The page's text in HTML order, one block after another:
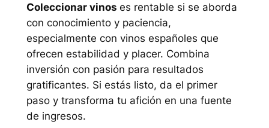
Coleccionar vinos es rentable si se aborda
con conocimiento y paciencia,
especialmente con vinos españoles que
ofrecen estabilidad y placer. Combina
inversión con pasión para resultados
gratificantes. Si estás listo, da el primer
paso y transforma tu afición en una fuente
de ingresos.